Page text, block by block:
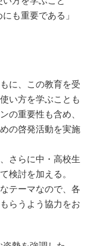
も重要である」
に、この教育を受
い方を学ぶことも
の重要性も含め、
の啓発活動を実施
さらに中・高校生
検討を加える。
テーマなので、各
らうよう協力をお